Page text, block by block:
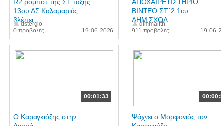
0 προβολές
R2 ρομπότ της ΣΤ τάξης
13ου ΔΣ Καλαμαριάς
βλέπει...
dstergio
19-06-2026
911 προβολές
ΑΠΟΧΑΙΡΕΤΙΣΤΗΡΙΟ
ΒΙΝΤΕΟ ΣΤ΄2 1ου
ΔΗΜ.ΣΧΟΛ....
dimmalfth
19-06-
00:01:33
Ο Καραγκιόζης στην
Ψάχνει ο Μορφονιός τον